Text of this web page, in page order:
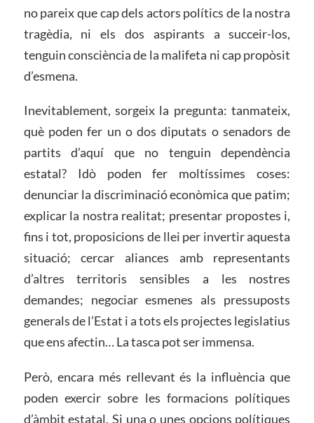
no pareix que cap dels actors polítics de la nostra
tragèdia, ni els dos aspirants a succeir-los,
tenguin consciència de la malifeta ni cap propòsit
d’esmena.
Inevitablement, sorgeix la pregunta: tanmateix,
què poden fer un o dos diputats o senadors de
partits d’aquí que no tenguin dependència
estatal? Idò poden fer moltíssimes coses:
denunciar la discriminació econòmica que patim;
explicar la nostra realitat; presentar propostes i,
fins i tot, proposicions de llei per invertir aquesta
situació; cercar aliances amb representants
d’altres territoris sensibles a les nostres
demandes; negociar esmenes als pressuposts
generals de l’Estat i a tots els projectes legislatius
que ens afectin… La tasca pot ser immensa.
Però, encara més rellevant és la influència que
poden exercir sobre les formacions polítiques
d’àmbit estatal. Si una o unes opcions polítiques